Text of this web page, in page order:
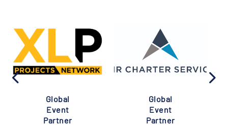
Global
Event
Partner
Global
Event
Partner